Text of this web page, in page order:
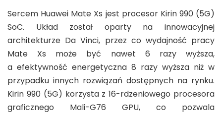
Sercem Huawei Mate Xs jest procesor Kirin 990 (5G)
SoC. Układ został oparty na innowacyjnej
architekturze Da Vinci, przez co wydajność pracy
Mate Xs może być nawet 6 razy wyższa,
a efektywność energetyczna 8 razy wyższa niż w
przypadku innych rozwiązań dostępnych na rynku.
Kirin 990 (5G) korzysta z 16-rdzeniowego procesora
graficznego Mali-G76 GPU, co pozwala